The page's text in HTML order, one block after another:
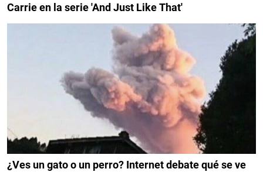
Carrie en la serie 'And Just Like That'
¿Ves un gato o un perro? Internet debate qué se ve